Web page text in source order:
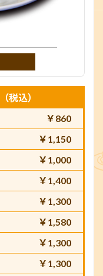
税込）
￥860
￥1,150
￥1,000
￥1,400
￥1,300
￥1,580
￥1,300
￥1,300